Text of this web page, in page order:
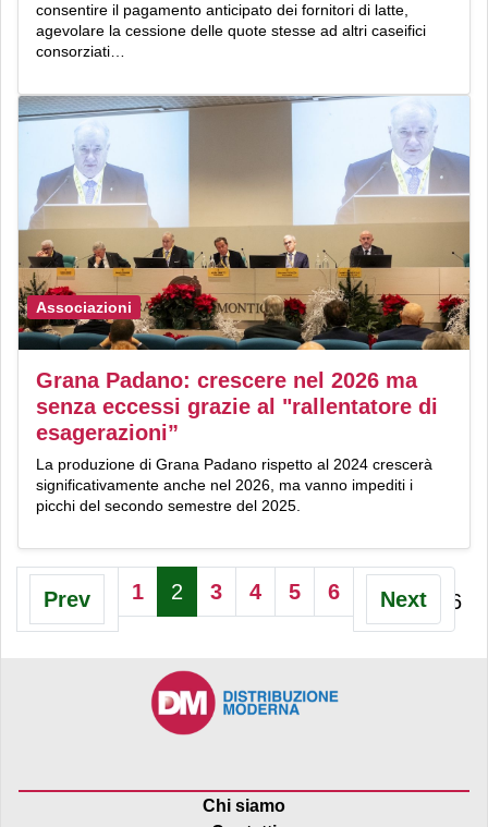
consentire il pagamento anticipato dei fornitori di latte,
agevolare la cessione delle quote stesse ad altri caseifici
consorziati…
Associazioni
Grana Padano: crescere nel 2026 ma
senza eccessi grazie al "rallentatore di
esagerazioni”
La produzione di Grana Padano rispetto al 2024 crescerà
significativamente anche nel 2026, ma vanno impediti i
picchi del secondo semestre del 2025.
Pagina 2 di 6
Prev 1 2 3 4 5 6 Next
Chi siamo